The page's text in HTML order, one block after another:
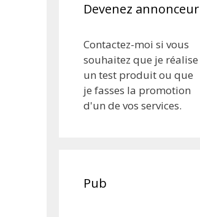
Devenez annonceur
Contactez-moi si vous
souhaitez que je réalise
un test produit ou que
je fasses la promotion
d'un de vos services.
Pub